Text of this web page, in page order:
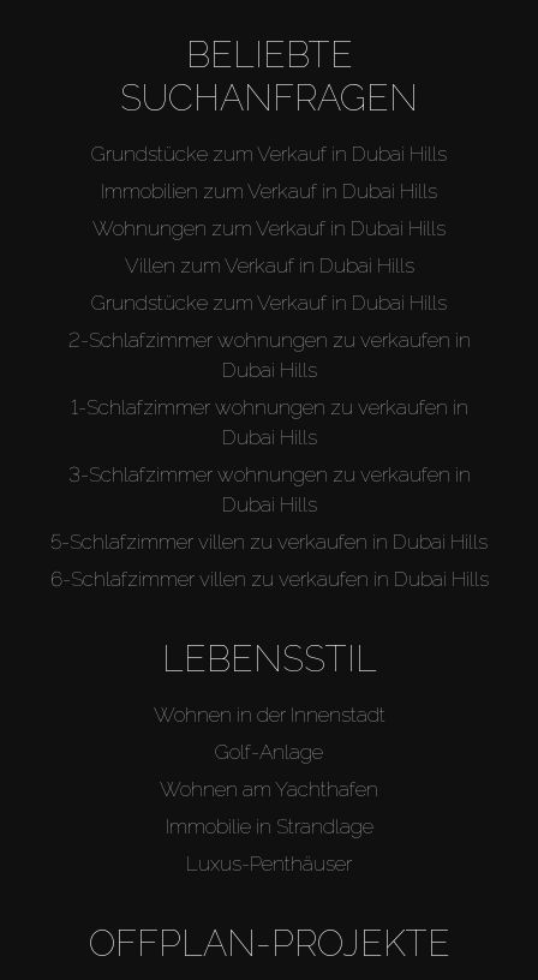
BELIEBTE
SUCHANFRAGEN
Grundstücke zum Verkauf in Dubai Hills
Immobilien zum Verkauf in Dubai Hills
Wohnungen zum Verkauf in Dubai Hills
Villen zum Verkauf in Dubai Hills
Grundstücke zum Verkauf in Dubai Hills
2-Schlafzimmer wohnungen zu verkaufen in
Dubai Hills
1-Schlafzimmer wohnungen zu verkaufen in
Dubai Hills
3-Schlafzimmer wohnungen zu verkaufen in
Dubai Hills
5-Schlafzimmer villen zu verkaufen in Dubai Hills
6-Schlafzimmer villen zu verkaufen in Dubai Hills
LEBENSSTIL
Wohnen in der Innenstadt
Golf-Anlage
Wohnen am Yachthafen
Immobilie in Strandlage
Luxus-Penthäuser
OFFPLAN-PROJEKTE